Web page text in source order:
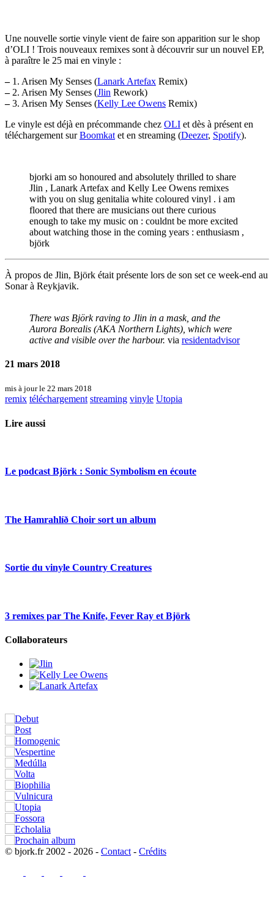
Une nouvelle sortie vinyle vient de faire son apparition sur le shop
d’OLI ! Trois nouveaux remixes sont à découvrir sur un nouvel EP,
à paraître le 25 mai en vinyle :
–1. Arisen My Senses (Lanark Artefax Remix)
–2. Arisen My Senses (Jlin Rework)
–3. Arisen My Senses (Kelly Lee Owens Remix)
Le vinyle est déjà en précommande chez OLI et dès à présent en
téléchargement surBoomkat et en streaming (Deezer, Spotify).
bjorki am so honoured and absolutely thrilled to share
Jlin , Lanark Artefax and Kelly Lee Owens remixes
with you on slug genitalia white coloured vinyl . i am
floored that there are musicians out there curious
enough to take my music on : couldnt be more excited
about watching those in the coming years : enthusiasm ,
björk
À propos de Jlin, Björk était présente lors de son set ce week-end au
Sonar à Reykjavik.
There was Björk raving to Jlin in a mask, and the
Aurora Borealis (AKA Northern Lights), which were
active and visible over the harbour. via residentadvisor
21 mars 2018
mis à jour le 22 mars 2018
remix téléchargement streaming vinyle Utopia
Lire aussi
Le podcast Björk : Sonic Symbolism en écoute
The Hamrahlíð Choir sort un album
Sortie du vinyle Country Creatures
3 remixes par The Knife, Fever Ray et Björk
Collaborateurs
© bjork.fr 2002 - 2026 - Contact - Crédits